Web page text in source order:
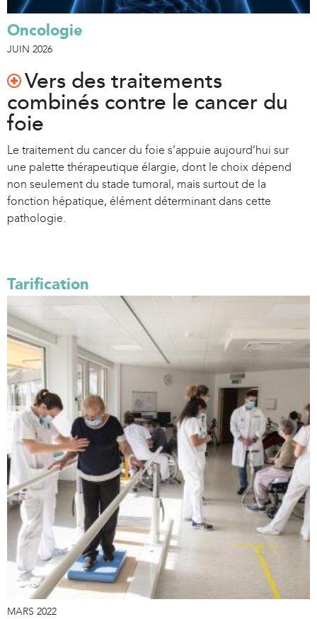
Oncologie
JUIN 2026
Vers des traitements
combinés contre le cancer du
foie
Le traitement du cancer du foie s’appuie aujourd’hui sur
une palette thérapeutique élargie, dont le choix dépend
non seulement du stade tumoral, mais surtout de la
fonction hépatique, élément déterminant dans cette
pathologie.
Tarification
MARS 2022